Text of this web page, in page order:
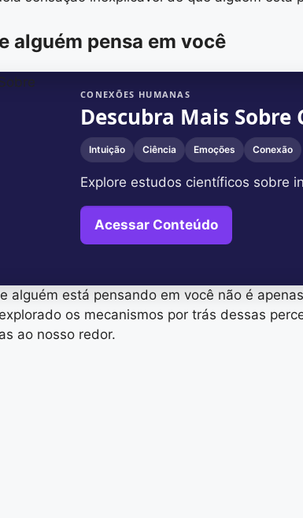
alguém pensa em você
CONEXÕES HUMANAS
Descubra Mais Sobre
Intuição Ciência Emoções Conexão
Explore estudos científicos sobre
Acessar Conteúdo
alguém está pensando em você não é
os mecanismos por trás dessas
ao nosso redor.